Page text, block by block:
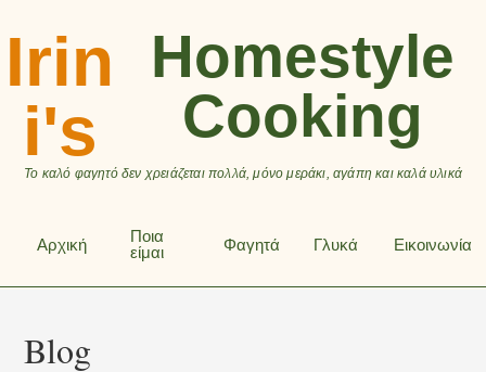
Irin
i's
Homestyle
Cooking
Το καλό φαγητό δεν χρειάζεται πολλά, μόνο μεράκι, αγάπη και καλά υλικά
Αρχική
Ποια
είμαι
Φαγητά Γλυκά Εικοινωνία
Blog